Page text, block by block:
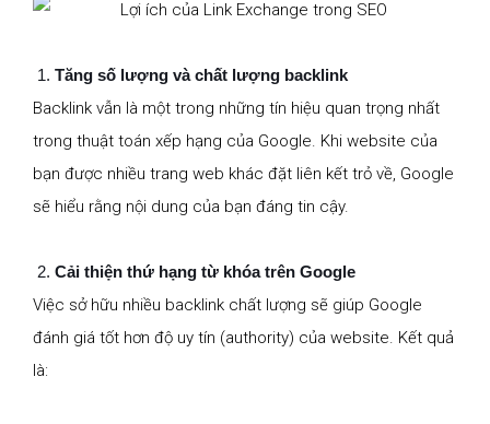
Tăng số lượng và chất lượng backlink
Backlink vẫn là một trong những tín hiệu quan trọng nhất
trong thuật toán xếp hạng của Google. Khi website của
bạn được nhiều trang web khác đặt liên kết trỏ về, Google
sẽ hiểu rằng nội dung của bạn đáng tin cậy.
Cải thiện thứ hạng từ khóa trên Google
Việc sở hữu nhiều backlink chất lượng sẽ giúp Google
đánh giá tốt hơn độ uy tín (authority) của website. Kết quả
là: